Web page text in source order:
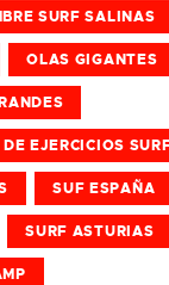
SURF SALINAS
OLAS GIGANTES
EJERCICIOS
SUF ESPAÑA
SURF ASTURIAS